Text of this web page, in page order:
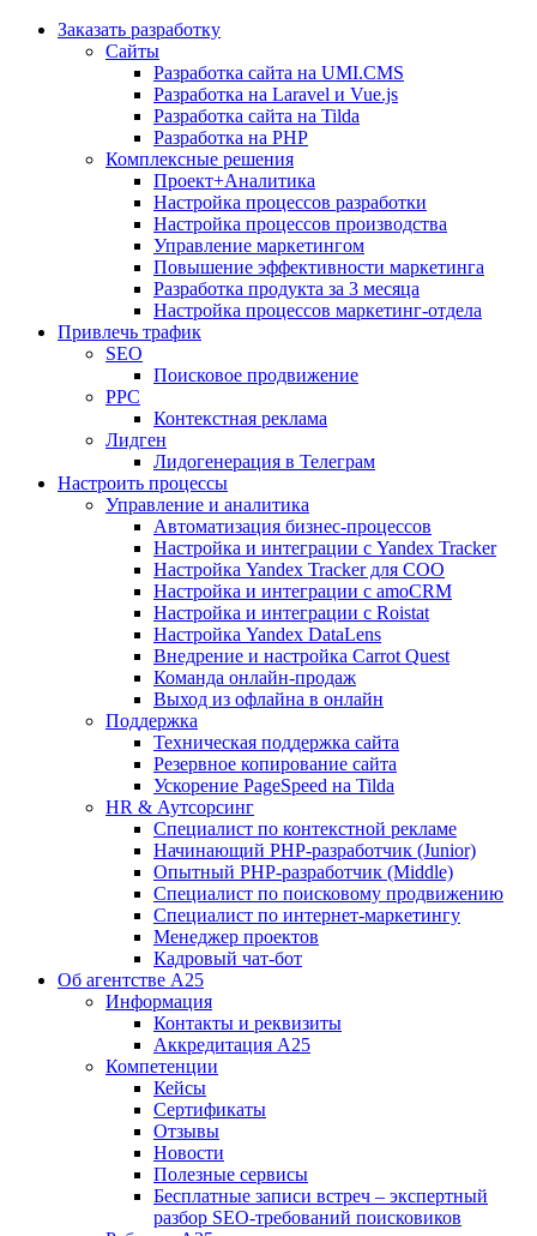
Заказать разработку
Сайты
Разработка сайта на UMI.CMS
Разработка на Laravel и Vue.js
Разработка сайта на Tilda
Разработка на PHP
Комплексные решения
Проект+Аналитика
Настройка процессов разработки
Настройка процессов производства
Управление маркетингом
Повышение эффективности маркетинга
Разработка продукта за 3 месяца
Настройка процессов маркетинг-отдела
Привлечь трафик
SEO
Поисковое продвижение
PPC
Контекстная реклама
Лидген
Лидогенерация в Телеграм
Настроить процессы
Управление и аналитика
Автоматизация бизнес-процессов
Настройка и интеграции с Yandex Tracker
Настройка Yandex Tracker для СОО
Настройка и интеграции с amoCRM
Настройка и интеграции с Roistat
Настройка Yandex DataLens
Внедрение и настройка Carrot Quest
Команда онлайн-продаж
Выход из офлайна в онлайн
Поддержка
Техническая поддержка сайта
Резервное копирование сайта
Ускорение PageSpeed на Tilda
HR & Аутсорсинг
Специалист по контекстной рекламе
Начинающий PHP-разработчик (Junior)
Опытный PHP-разработчик (Middle)
Специалист по поисковому продвижению
Специалист по интернет-маркетингу
Менеджер проектов
Кадровый чат-бот
Об агентстве А25
Информация
Контакты и реквизиты
Аккредитация А25
Компетенции
Кейсы
Сертификаты
Отзывы
Новости
Полезные сервисы
Бесплатные записи встреч – экспертный
разбор SEO-требований поисковиков